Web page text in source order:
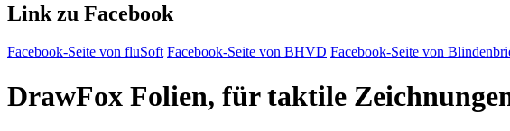
Link zu Facebook
Facebook-Seite von fluSoft Facebook-Seite von BHVD Facebook-Seite von
DrawFox Folien, für taktile